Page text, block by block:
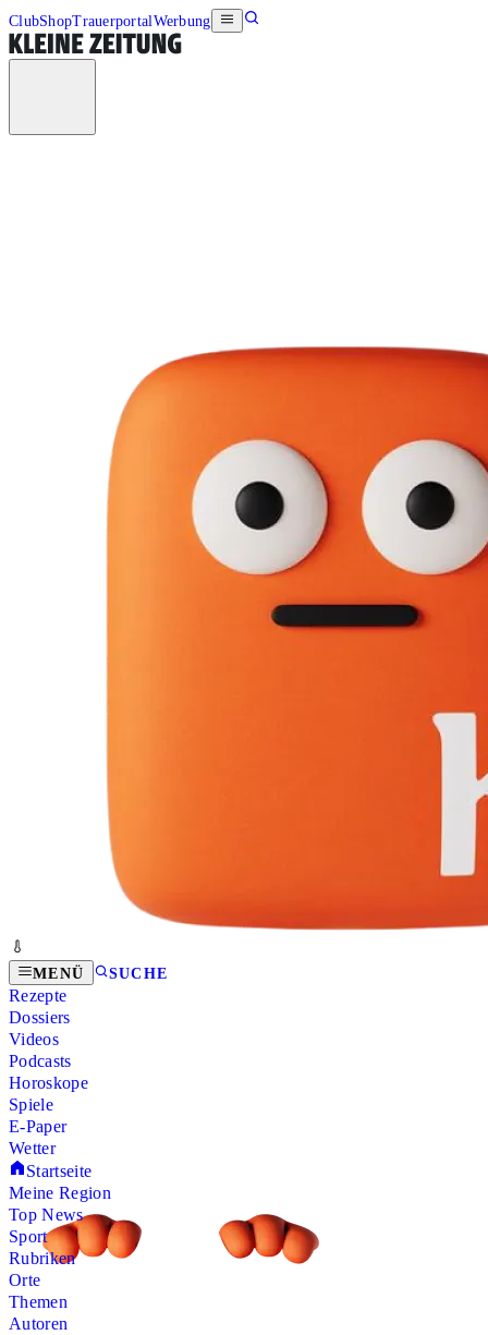
ClubShopTrauerportalWerbung
MENÜ SUCHE
Rezepte
Dossiers
Videos
Podcasts
Horoskope
Spiele
E-Paper
Wetter
Startseite
Meine Region
Top News
Sport
Rubriken
Orte
Themen
Autoren